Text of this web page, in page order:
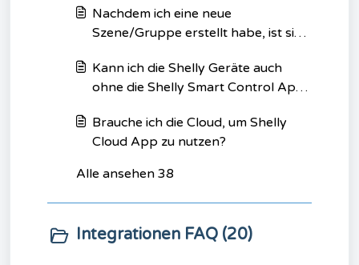
Nachdem ich eine neue
Szene/Gruppe erstellt habe, ist sie
Kann ich die Shelly Geräte auch
ohne die Shelly Smart Control App
Brauche ich die Cloud, um Shelly
Cloud App zu nutzen?
Alle ansehen 38
Integrationen FAQ (20)